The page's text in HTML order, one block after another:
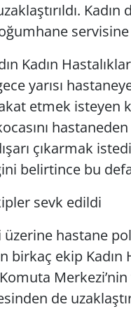
Kadın
yarısı
etmek isteyen
çıkarmak
belirtince bu
sevk edildi
üzerine hastane
birkaç ekip Kadın
de